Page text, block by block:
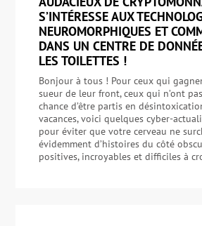
S’INTÉRESSE AUX
NEUROMORPHIQUES ET
DANS UN CENTRE DE
LES TOILETTES !
Bonjour à tous ! Pour ceux qui
sueur de leur front, ceux qui n’ont
chance d’être partis en
vacances, voici quelques cyber-
pour éviter que votre cerveau ne
évidemment d’histoires du côté
positives, incroyables et difficiles à